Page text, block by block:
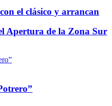
el clásico y arrancan
Apertura de la Zona Sur